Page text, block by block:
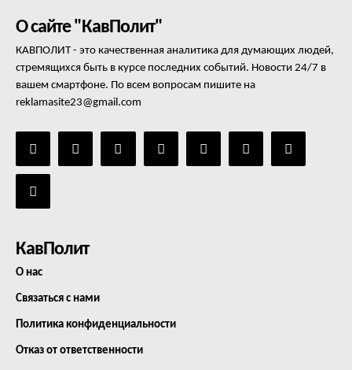
О сайте "КавПолит"
КАВПОЛИТ - это качественная аналитика для думающих людей,
стремящихся быть в курсе последних событий. Новости 24/7 в
вашем смартфоне. По всем вопросам пишите на
reklamasite23@gmail.com
КавПолит
О нас
Связаться с нами
Политика конфиденциальности
Отказ от ответственности